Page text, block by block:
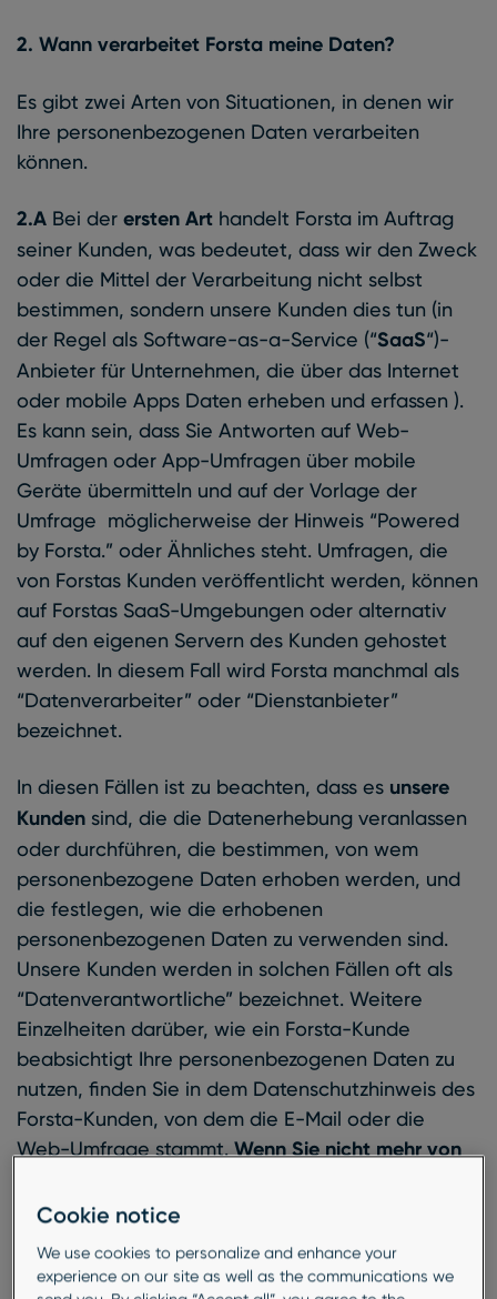
2. Wann verarbeitet Forsta meine Daten?
Es gibt zwei Arten von Situationen, in denen wir
Ihre personenbezogenen Daten verarbeiten
können.
2.A Bei der ersten Art handelt Forsta im Auftrag
seiner Kunden, was bedeutet, dass wir den Zweck
oder die Mittel der Verarbeitung nicht selbst
bestimmen, sondern unsere Kunden dies tun (in
der Regel als Software-as-a-Service (“SaaS“)-
Anbieter für Unternehmen, die über das Internet
oder mobile Apps Daten erheben und erfassen ).
Es kann sein, dass Sie Antworten auf Web-
Umfragen oder App-Umfragen über mobile
Geräte übermitteln und auf der Vorlage der
Umfrage möglicherweise der Hinweis “Powered
by Forsta.” oder Ähnliches steht. Umfragen, die
von Forstas Kunden veröffentlicht werden, können
auf Forstas SaaS-Umgebungen oder alternativ
auf den eigenen Servern des Kunden gehostet
werden. In diesem Fall wird Forsta manchmal als
“Datenverarbeiter” oder “Dienstanbieter”
bezeichnet.
In diesen Fällen ist zu beachten, dass es unsere
Kunden sind, die die Datenerhebung veranlassen
oder durchführen, die bestimmen, von wem
personenbezogene Daten erhoben werden, und
die festlegen, wie die erhobenen
personenbezogenen Daten zu verwenden sind.
Unsere Kunden werden in solchen Fällen oft als
“Datenverantwortliche” bezeichnet. Weitere
Einzelheiten darüber, wie ein Forsta-Kunde
beabsichtigt Ihre personenbezogenen Daten zu
nutzen, finden Sie in dem Datenschutzhinweis des
Forsta-Kunden, von dem die E-Mail oder die
Web-Umfrage stammt. Wenn Sie nicht mehr von
kontaktiert werden möchten, wenden Sie sich
bitte direkt an den Kunden.
Cookie notice
We use cookies to personalize and enhance your
experience on our site as well as the communications we